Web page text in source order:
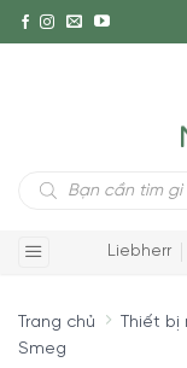
Tìm
kiếm
Liebherr
Trang chủ Thiết bị
Smeg